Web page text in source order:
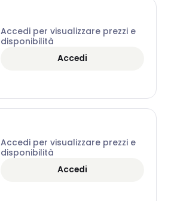
Accedi per visualizzare prezzi e
disponibilità
Accedi
Accedi per visualizzare prezzi e
disponibilità
Accedi